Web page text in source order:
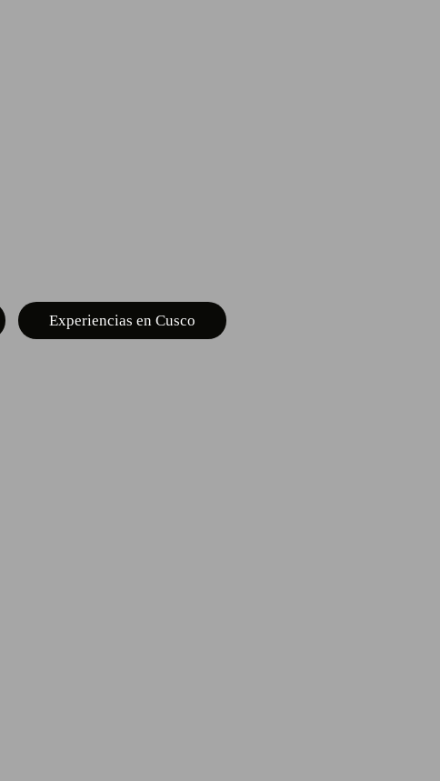
Experiencias en Cusco